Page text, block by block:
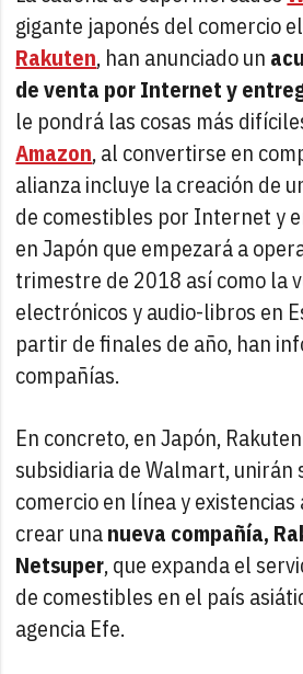
gigante japonés del comercio
Rakuten, han anunciado un
de venta por Internet y
le pondrá las cosas más
Amazon, al convertirse en
alianza incluye la creación de
de comestibles por Internet y
en Japón que empezará a
trimestre de 2018 así como la
electrónicos y audio-libros en
partir de finales de año, han
compañías.
En concreto, en Japón,
subsidiaria de Walmart, unirán
comercio en línea y
crear unanueva compañía,
Netsuper, que expanda el
de comestibles en el país
agencia Efe.